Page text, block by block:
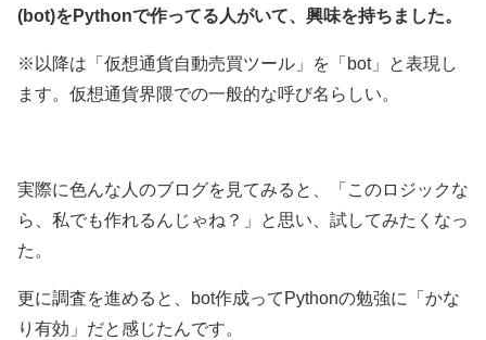
(bot)をPythonで作ってる人がいて、興味を持ちました。
※以降は「仮想通貨自動売買ツール」を「bot」と表現し
ます。仮想通貨界隈での一般的な呼び名らしい。
実際に色んな人のブログを見てみると、「このロジックな
ら、私でも作れるんじゃね？」と思い、試してみたくなっ
た。
更に調査を進めると、bot作成ってPythonの勉強に「かな
り有効」だと感じたんです。